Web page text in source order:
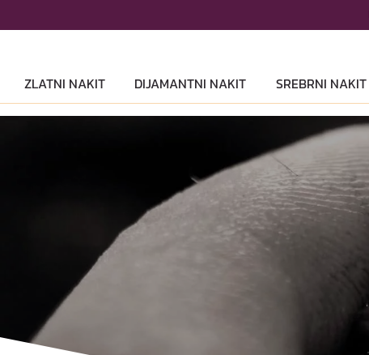
ZLATNI NAKIT
DIJAMANTNI NAKIT SREBRNI NAKIT